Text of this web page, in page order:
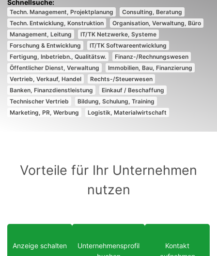
Techn. Management, Projektplanung
Consulting, Beratung
Techn. Entwicklung, Konstruktion
Organisation, Verwaltung, Büro
Management, Leitung
IT/TK Netzwerke, Systeme
Forschung & Entwicklung
IT/TK Softwareentwicklung
Fertigung, Inbetriebn., Qualitätsw.
Finanz-/Rechnungswesen
Öffentlicher Dienst, Verwaltung
Immobilien, Bau, Finanzierung
Vertrieb, Verkauf, Handel
Rechts-/Steuerwesen
Banken, Finanzdienstleistung
Einkauf / Beschaffung
Technischer Vertrieb
Bildung, Schulung, Training
Marketing, PR, Werbung
Logistik, Materialwirtschaft
Vorteile für Ihr Unternehmen
nutzen
Anzeige schalten
Unternehmensprofil
Kontakt